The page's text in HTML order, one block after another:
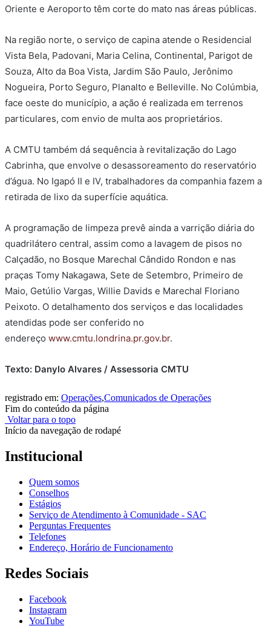
Oriente e Aeroporto têm corte do mato nas áreas públicas.
Na região norte, o serviço de capina atende o Residencial
Vista Bela, Padovani, Maria Celina, Continental, Parigot de
Souza, Alto da Boa Vista, Jardim São Paulo, Jerônimo
Nogueira, Porto Seguro, Planalto e Belleville. No Colúmbia,
face oeste do município, a ação é realizada em terrenos
particulares, com envio de multa aos proprietários.
A CMTU também dá sequência à revitalização do Lago
Cabrinha, que envolve o desassoreamento do reservatório
d’água. No Igapó II e IV, trabalhadores da companhia fazem a
retirada de lixo da superfície aquática.
A programação de limpeza prevê ainda a varrição diária do
quadrilátero central, assim como a lavagem de pisos no
Calçadão, no Bosque Marechal Cândido Rondon e nas
praças Tomy Nakagawa, Sete de Setembro, Primeiro de
Maio, Getúlio Vargas, Willie Davids e Marechal Floriano
Peixoto. O detalhamento dos serviços e das localidades
atendidas pode ser conferido no
endereço www.cmtu.londrina.pr.gov.br.
Texto: Danylo Alvares / Assessoria CMTU
registrado em: Operações,Comunicados de Operações
Fim do conteúdo da página
Voltar para o topo
Início da navegação de rodapé
Institucional
Quem somos
Conselhos
Estágios
Serviço de Atendimento à Comunidade - SAC
Perguntas Frequentes
Telefones
Endereço, Horário de Funcionamento
Redes Sociais
Facebook
Instagram
YouTube